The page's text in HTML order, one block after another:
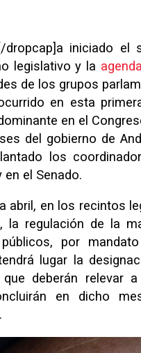
dropcap]a iniciado el
legislativo y la
de los grupos
en esta
en el
del gobierno de
los
en el Senado.
abril, en los recintos
la regulación de la
públicos, por
lugar la
que deberán relevar
en dicho